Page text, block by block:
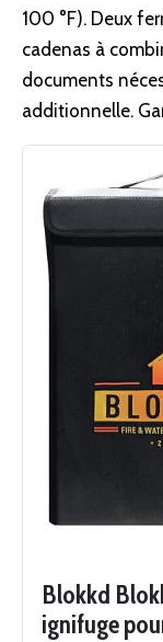
100 °F). Deux
cadenas à
documents
additionnelle.
Blokkd
ignifuge